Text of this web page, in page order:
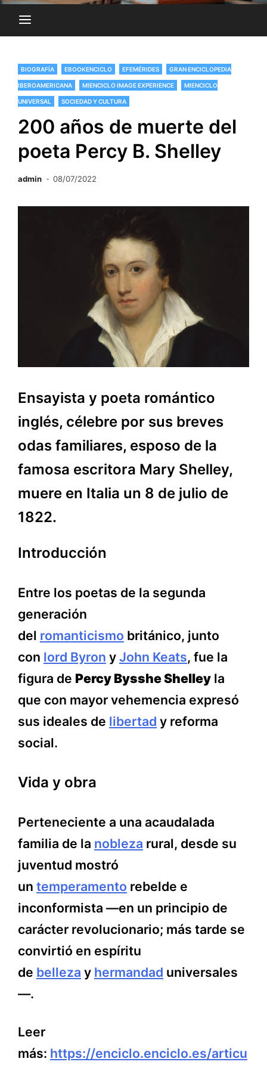
BIOGRAFÍA EBOOKENCICLO EFEMÉRIDES GRAN ENCICLOPEDIA
IBEROAMERICANA MIENCICLO IMAGE EXPERIENCE MIENCICLO
UNIVERSAL SOCIEDAD Y CULTURA
200 años de muerte del
poeta Percy B. Shelley
admin 08/07/2022
Ensayista y poeta romántico
inglés, célebre por sus breves
odas familiares, esposo de la
famosa escritora Mary Shelley,
muere en Italia un 8 de julio de
1822.
Introducción
Entre los poetas de la segunda
generación
del romanticismo británico, junto
con lord Byron yJohn Keats, fue la
figura de Percy Bysshe Shelley la
que con mayor vehemencia expresó
sus ideales de libertad y reforma
social.
Vida y obra
Perteneciente a una acaudalada
familia de la nobleza rural, desde su
juventud mostró
un temperamento rebelde e
inconformista —en un principio de
carácter revolucionario; más tarde se
convirtió en espíritu
de belleza y hermandad universales
—.
Leer
más: https://enciclo.enciclo.es/articu